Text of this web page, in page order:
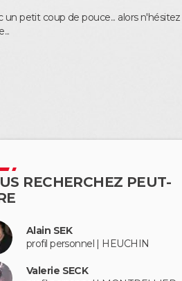
petit coup de pouce... alors n'hésitez
RECHERCHEZ PEUT-
Alain SEK
profil personnel | HEUCHIN
Valerie SECK